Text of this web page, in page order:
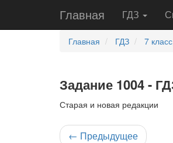
Главная ГДЗ
Главная ГДЗ 7 класс
Задание 1004 -
Старая и новая редакции
← Предыдущее